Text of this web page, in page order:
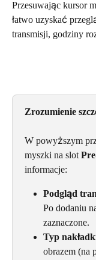
Przesuwając kursor
łatwo uzyskać
transmisji, godziny
Zrozumienie
W powyższym
myszki na slot
informacje:
Podgląd
Po dodaniu
zaznaczone.
Typ
obrazem (na